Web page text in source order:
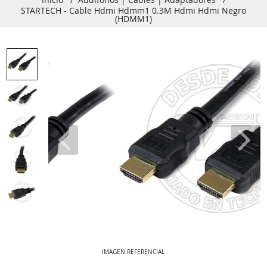
STARTECH - Cable Hdmi Hdmm1 0.3M Hdmi Hdmi Negro
(HDMM1)
IMAGEN REFERENCIAL